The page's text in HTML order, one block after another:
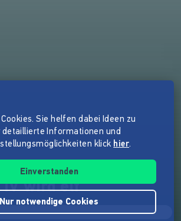
IV wird elf
Sie helfen dabei Ideen zu
detaillierte Informationen und
klick hier.
Einverstanden
Nur notwendige Cookies